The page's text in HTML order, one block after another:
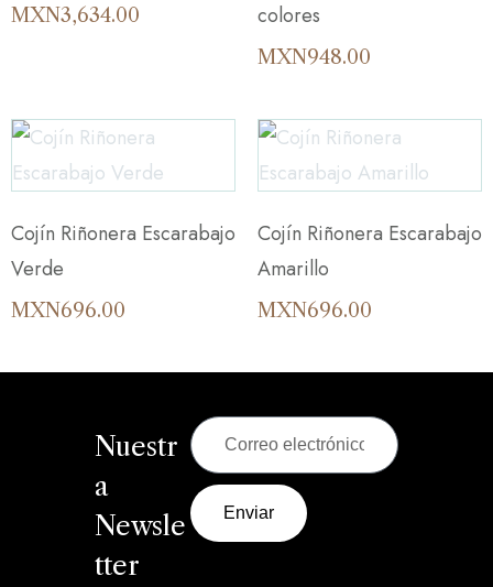
MXN3,634.00
colores
MXN948.00
Cojín Riñonera Escarabajo
Verde
MXN696.00
Cojín Riñonera Escarabajo
Amarillo
MXN696.00
Nuestr
a
Newsle
tter
Enviar